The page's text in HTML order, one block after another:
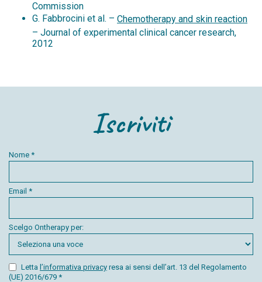
Commission
G. Fabbrocini et al. – Chemotherapy and skin reaction
– Journal of experimental clinical cancer research,
2012
Iscriviti
Nome *
Email *
Scelgo Ontherapy per:
Letta l’informativa privacy resa ai sensi dell’art. 13 del Regolamento
(UE) 2016/679 *